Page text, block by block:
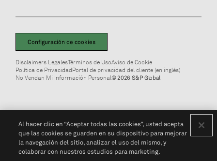
Configuración de cookies
Disclaimers LegalesTérminos de UsoAviso de Cookie
Política de PrivacidadPortal de privacidad del cliente (en inglés)
No Vendan Mi Información Personal© 2026 S&P Global
Al hacer clic en “Aceptar todas las cookies”, usted acepta
que las cookies se guarden en su dispositivo para mejorar
la navegación del sitio, analizar el uso del mismo, y
colaborar con nuestros estudios para marketing.